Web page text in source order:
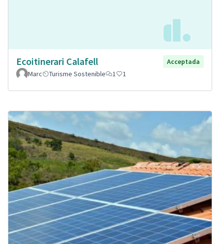
Ecoitinerari Calafell
Acceptada
Marc
Turisme Sostenible 1 1